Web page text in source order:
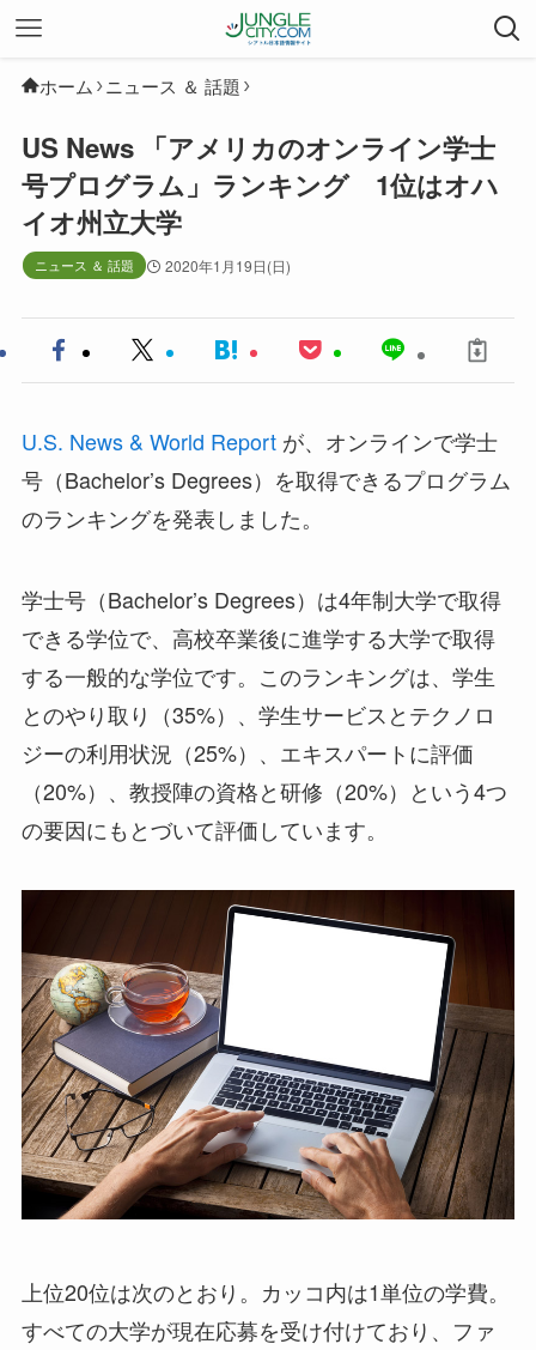
ホーム ニュース ＆ 話題
US News 「アメリカのオンライン学士
号プログラム」ランキング 1位はオハ
イオ州立大学
ニュース ＆ 話題 2020年1月19日(日)
U.S. News & World Reportが、オンラインで学士
号（Bachelor’s Degrees）を取得できるプログラム
のランキングを発表しました。
学士号（Bachelor’s Degrees）は4年制大学で取得
できる学位で、高校卒業後に進学する大学で取得
する一般的な学位です。このランキングは、学生
とのやり取り（35%）、学生サービスとテクノロ
ジーの利用状況（25%）、エキスパートに評価
（20%）、教授陣の資格と研修（20%）という4つ
の要因にもとづいて評価しています。
上位20位は次のとおり。カッコ内は1単位の学費。
すべての大学が現在応募を受け付けており、ファ